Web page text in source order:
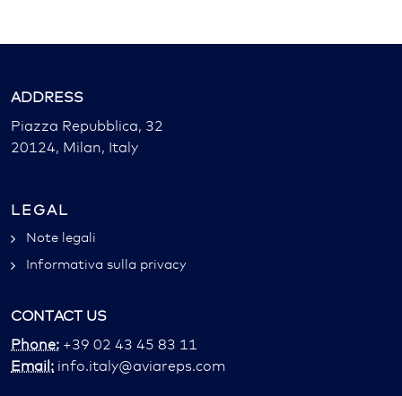
ADDRESS
Piazza Repubblica, 32
20124, Milan, Italy
LEGAL
Note legali
Informativa sulla privacy
CONTACT US
Phone: +39 02 43 45 83 11
Email: info.italy@aviareps.com